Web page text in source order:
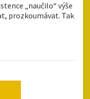
„naučilo“ výše
prozkoumávat. Tak